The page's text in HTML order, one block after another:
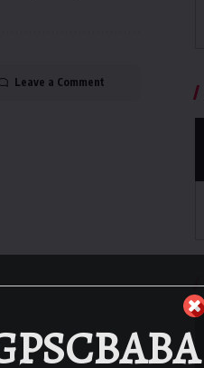
Leave a Comment